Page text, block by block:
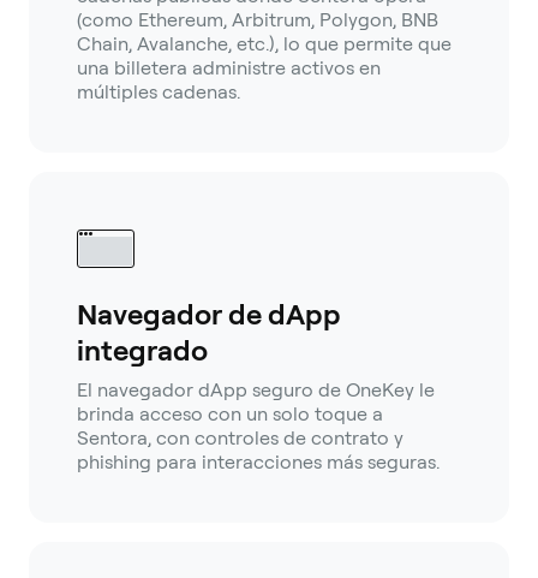
(como Ethereum, Arbitrum, Polygon, BNB
Chain, Avalanche, etc.), lo que permite que
una billetera administre activos en
múltiples cadenas.
Navegador de dApp
integrado
El navegador dApp seguro de OneKey le
brinda acceso con un solo toque a
Sentora, con controles de contrato y
phishing para interacciones más seguras.